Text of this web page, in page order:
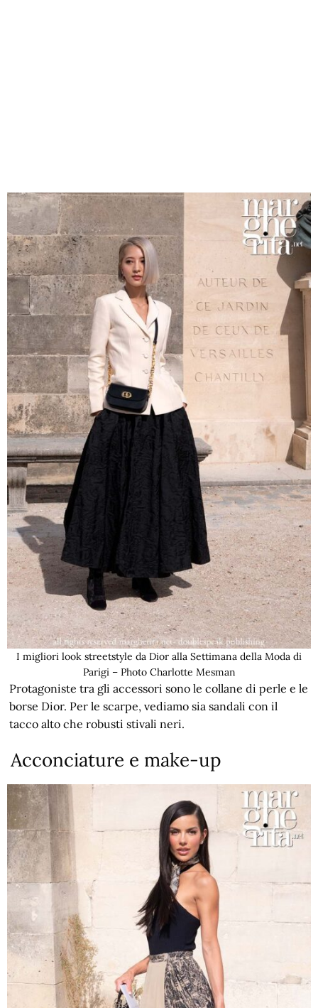
I migliori look streetstyle da Dior alla Settimana della Moda di
Parigi – Photo Charlotte Mesman
Protagoniste tra gli accessori sono le collane di perle e le
borse Dior. Per le scarpe, vediamo sia sandali con il
tacco alto che robusti stivali neri.
Acconciature e make-up